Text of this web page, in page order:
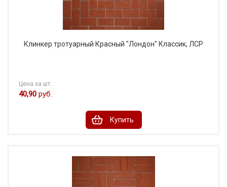
Клинкер тротуарный Красный "Лондон" Классик, ЛСР
Цена за шт.
40,90 руб.
Купить